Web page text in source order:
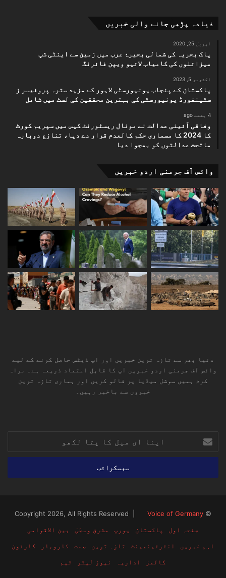
ذیادہ پڑھی جانے والی خبریں
اپریل 25, 2020
پاک بحریہ کی شمالی بحیرۂ عرب میں زمین سے اینٹی شپ
میزائلوں کی کامیاب لائیو ویپن فائرنگ
اکتوبر 5, 2023
پاکستان کے پنجاب یونیورسٹی لاہور کے مزید سترہ پروفیسر ز
سٹینفورڈ یونیورسٹی کی بہترین محققین کی لسٹ میں شامل
4 ہفتے ago
وفاقی آئینی عدالت نے مونال ریسٹورنٹ کیس میں سپریم کورٹ
کا 2024 کا مسماری حکم کالعدم قرار دے دیا، تنازع دوبارہ
ماتحت عدالتوں کو بھجوا دیا
وائس آف جرمنی اردو خبریں
دنیا بھر سے تازہ ترین خبریں اور اپ ڈیٹس حاصل کرنے کے لیے
وائس آف جرمنی اردو خبریں آپ کا قابل اعتماد ذریعہ ہے۔ براہ
کرم ہمیں سوشل میڈیا پر فالو کریں اور ہماری تازہ ترین
خبروں سے باخبر رہیں۔
اپنا
ای
میل
پتا
© Copyright 2026, All Rights Reserved |
Voice of Germany
صفحہ اول
پاکستان یورپ مشرق وسطیٰ
بین الاقوامی
اہم خبریں
انٹرٹینمینٹ تازہ ترین صحت کاروبار
کارٹون
کالمز
اداریہ نیوز لیٹر ٹیم